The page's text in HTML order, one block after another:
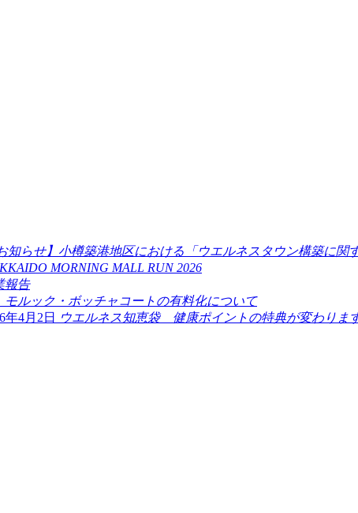
知らせ】小樽築港地区における「ウエルネスタウン構築に関
MORNING MALL RUN 2026
報告
モルック・ボッチャコートの有料化について
年4月2日
ウエルネス知恵袋 健康ポイントの特典が変わりま